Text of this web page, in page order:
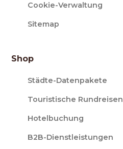
Cookie-Verwaltung
Sitemap
Shop
Städte-Datenpakete
Touristische Rundreisen
Hotelbuchung
B2B-Dienstleistungen